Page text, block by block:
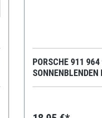
PORSCHE 911
SONNENBLENDEN